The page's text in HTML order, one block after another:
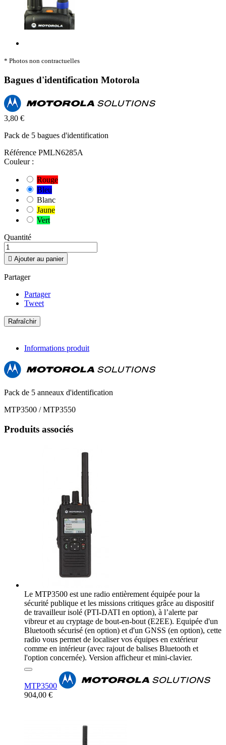
* Photos non contractuelles
Bagues d'identification Motorola
3,80 €
Pack de 5 bagues d'identification
Référence PMLN6285A
Couleur :
Rouge
Bleu
Blanc
Jaune
Vert
Quantité
 Ajouter au panier
Partager
Partager
Tweet
Informations produit
Pack de 5 anneaux d'identification
MTP3500 / MTP3550
Produits associés
Le MTP3500 est une radio entièrement équipée pour la
sécurité publique et les missions critiques grâce au dispositif
de travailleur isolé (PTI-DATI en option), à l’alerte par
vibreur et au cryptage de bout-en-bout (E2EE). Equipée d'un
Bluetooth sécurisé (en option) et d'un GNSS (en option), cette
radio vous permet de localiser vos équipes en extérieur
comme en intérieur (avec rajout de balises Bluetooth et
l'option concernée). Version afficheur et mini-clavier.
MTP3500
904,00 €